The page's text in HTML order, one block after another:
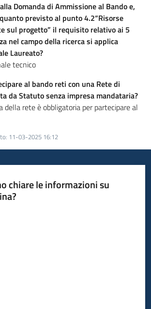
Domanda di Ammissione al Bando e,
previsto al punto 4.2“Risorse
sul progetto” il requisito relativo ai 5
nel campo della ricerca si applica
Laureato?
tecnico
al bando reti con una Rete di
da Statuto senza impresa mandataria?
della rete è obbligatoria per partecipare al
: 11-03-2025 16:12
chiare le informazioni su